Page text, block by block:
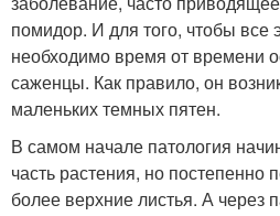
помидор. И для того, чтобы все
необходимо время от времени
саженцы. Как правило, он
маленьких темных пятен.
В самом начале патология
часть растения, но постепенно
более верхние листья. А через